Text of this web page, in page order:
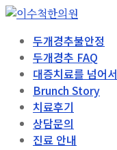
콘
메
닫
두개경추불안정
두개경추 FAQ
대증치료를 넘어서
Brunch Story
치료후기
상담문의
진료 안내